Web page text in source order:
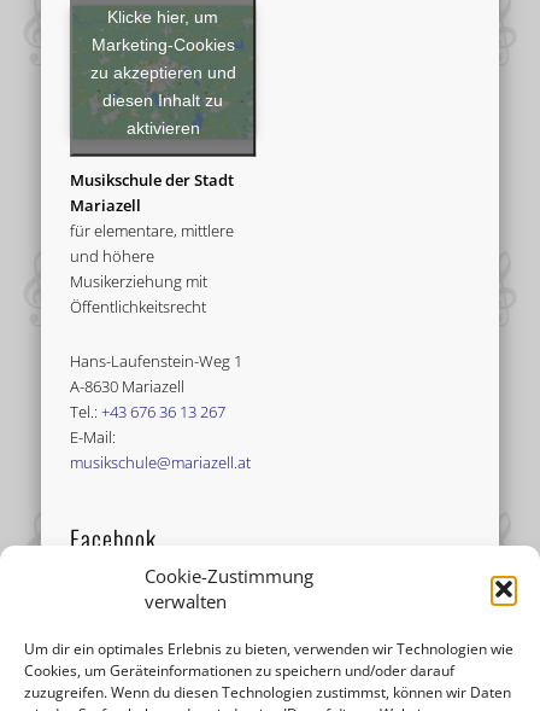
Cookie-Zustimmung
verwalten
Um dir ein optimales Erlebnis zu bieten, verwenden wir Technologien wie
Cookies, um Geräteinformationen zu speichern und/oder darauf
zuzugreifen. Wenn du diesen Technologien zustimmst, können wir Daten
Klicke hier, um
Marketing-Cookies
zu akzeptieren und
diesen Inhalt zu
aktivieren
Musikschule der Stadt
Mariazell
für elementare, mittlere
und höhere
Musikerziehung mit
Öffentlichkeitsrecht
Hans-Laufenstein-Weg 1
A-8630 Mariazell
Tel.:+43 676 36 13 267
E-Mail:
musikschule@mariazell.at
Facebook